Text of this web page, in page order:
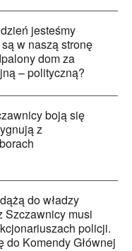
jesteśmy
w naszą stronę
dom za
– polityczną?
boją się
z
do władzy
Szczawnicy musi
policji.
do Komendy Głównej